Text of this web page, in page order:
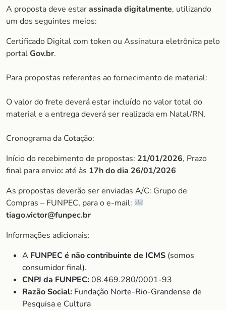
A proposta deve estarassinada digitalmente, utilizando
um dos seguintes meios:
Certificado Digital com token ou Assinatura eletrônica pelo
portalGov.br.
Para propostas referentes ao fornecimento de material:
O valor do frete deverá estar incluído no valor total do
material e a entrega deverá ser realizada em Natal/RN.
Cronograma da Cotação:
Início do recebimento de propostas: 21/01/2026, Prazo
final para envio: até às 17h do dia 26/01/2026
As propostas deverão ser enviadas A/C: Grupo de
Compras – FUNPEC, para o e-mail:
tiago.victor@funpec.br
Informações adicionais:
A FUNPEC é não contribuinte de ICMS (somos
consumidor final).
CNPJ da FUNPEC:08.469.280/0001-93
Razão Social: Fundação Norte-Rio-Grandense de
Pesquisa e Cultura